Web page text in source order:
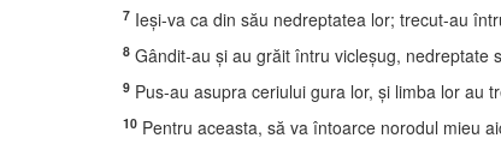
7 Ieşi-va ca din său nedreptatea lor; trecut-au
8 Gândit-au şi au grăit întru vicleşug, nedreptate
9 Pus-au asupra ceriului gura lor, şi limba lor au
10 Pentru aceasta, să va întoarce norodul mieu